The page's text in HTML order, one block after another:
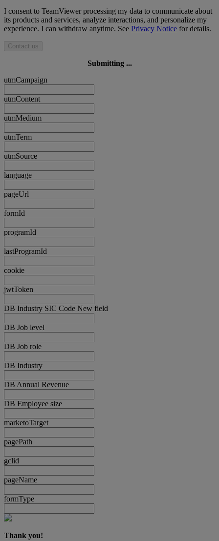
I consent to TeamViewer processing my data to communicate about
its products and services, analyze interactions, and personalize my
experience. I can withdraw anytime. See Privacy Notice for details.
Contact us
Submitting ...
utmCampaign
utmContent
utmMedium
utmTerm
utmSource
language
pageUrl
formId
programId
lastProgramId
cookie
jwtToken
DB Industry SIC Code New field
DB Job level
DB Job role
DB Industry
DB Annual Revenue
DB Employee size
marketoTarget
pagePath
gclid
pageName
formType
Thank you!